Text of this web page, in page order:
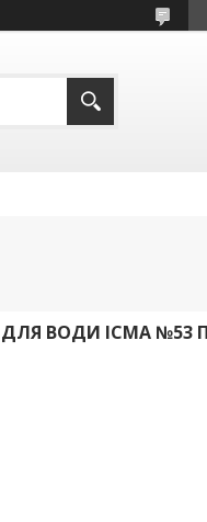
ВОДИ ICMA №53